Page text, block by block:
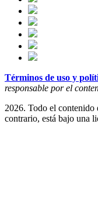
Términos de uso y
responsable por el
2026. Todo el contenido
contrario, está bajo una